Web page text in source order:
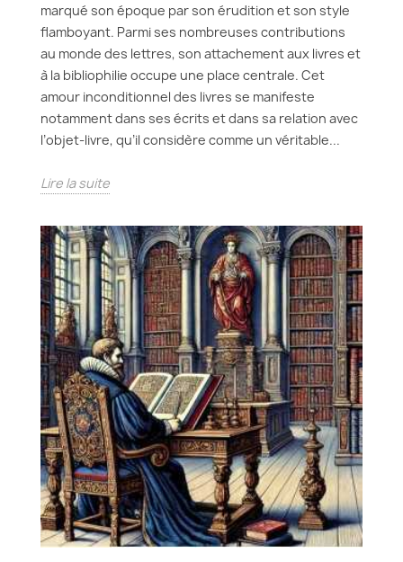
marqué son époque par son érudition et son style
flamboyant. Parmi ses nombreuses contributions
au monde des lettres, son attachement aux livres et
à la bibliophilie occupe une place centrale. Cet
amour inconditionnel des livres se manifeste
notamment dans ses écrits et dans sa relation avec
l’objet-livre, qu’il considère comme un véritable...
Lire la suite